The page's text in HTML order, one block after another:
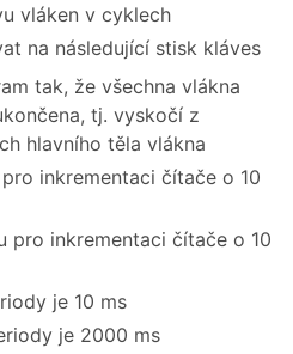
vláken v cyklech
na následující stisk kláves
tak, že všechna vlákna
tj. vyskočí z
hlavního těla vlákna
inkrementaci čítače o 10
pro inkrementaci čítače o 10
je 10 ms
je 2000 ms